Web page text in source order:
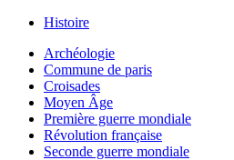
Histoire
Archéologie
Commune de paris
Croisades
Moyen Âge
Première guerre mondiale
Révolution française
Seconde guerre mondiale